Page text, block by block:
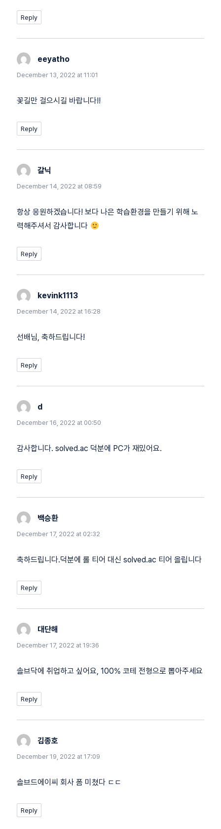
Reply
eeyatho
December 13, 2022 at 11:01
꽃길만 걸으시길 바랍니다!!
Reply
갈닉
December 14, 2022 at 08:59
항상 응원하겠습니다! 보다 나은 학습환경을 만들기 위해 노
력해주셔서 감사합니다
Reply
kevink1113
December 14, 2022 at 16:28
선배님, 축하드립니다!
Reply
d
December 16, 2022 at 00:50
감사합니다. solved.ac 덕분에 PC가 재밌어요.
Reply
백승환
December 17, 2022 at 02:32
축하드립니다.덕분에 롤 티어 대신 solved.ac 티어 올립니다
Reply
대단해
December 17, 2022 at 19:36
솔브닥에 취업하고 싶어요, 100% 코테 전형으로 뽑아주세요
Reply
김종호
December 19, 2022 at 17:09
솔브드에이씨 회사 폼 미쳤다 ㄷㄷ
Reply